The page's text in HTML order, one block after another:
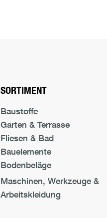
SORTIMENT
Baustoffe
Garten & Terrasse
Fliesen & Bad
Bauelemente
Bodenbeläge
Maschinen, Werkzeuge &
Arbeitskleidung